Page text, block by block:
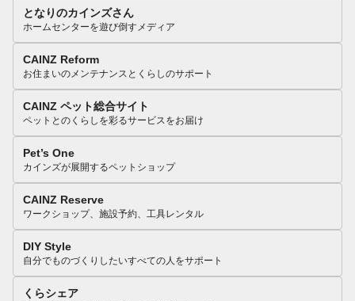
となりのカインズさん
ホームセンターを遊び倒すメディア
CAINZ Reform
お住まいのメンテナンスとくらしのサポート
CAINZ ペット総合サイト
ペットとのくらしを彩るサービスをお届け
Pet’s One
カインズが展開するペットショップ
CAINZ Reserve
ワークショップ、施設予約、工具レンタル
DIY Style
自分でものづくりしたいすべての人をサポート
くらシェア